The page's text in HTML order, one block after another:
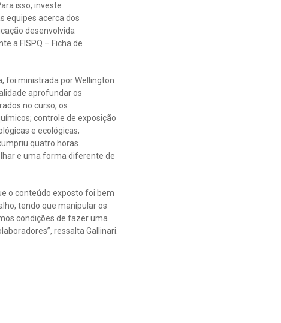
isso, investe
equipes acerca dos
desenvolvida
a FISPQ – Ficha de
foi ministrada por Wellington
aprofundar os
no curso, os
controle de exposição
e ecológicas;
quatro horas.
e uma forma diferente de
o conteúdo exposto foi bem
tendo que manipular os
condições de fazer uma
ressalta Gallinari.